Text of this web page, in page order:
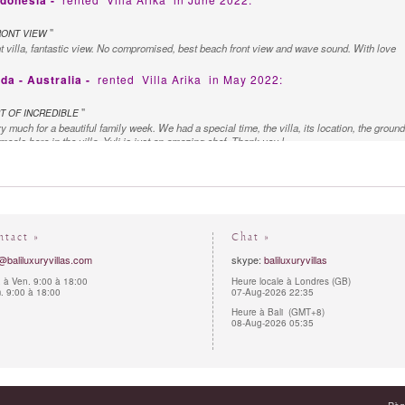
VIEW"
villa, fantastic view. No compromised, best beach front view and wave sound. With love
- Australia - rented Villa Arika in May 2022:
OF INCREDIBLE "
much for a beautiful family week. We had a special time, the villa, its location, the
here in the villa. Yuli is just an amazing chef. Thank you !
venue. Villa arika will always hold a special place in our hearts. We cannot wait to
- Australia - in September 2018:
THIS VILLA FOREVER
We had the most amazing time! The villa and the grounds are absolutely stunning! We
staff have been great and taken care of us so much! Thanks from all of us!
"
»
à Ven. 9:00 à 18:00
9:00 à 18:00
Chat »
skype: baliluxuryvillas
Heure locale à Londres (GB)
07-Aug-2026 22:35
Heure à Bali (GMT+8)
08-Aug-2026 05:35